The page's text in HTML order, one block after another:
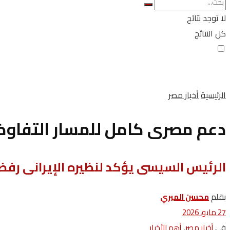
لا توجد نتائج
كل النتائج
الرئيسيةأخبار مصر
دعم مصرى كامل للمسار
الرئيس‭ ‬السيسى‭ ‬يؤكد‭ ‬لنظيره‭ ‬الإيرانى‭ ‬رفض‭ ‬الاعتداءات‭ ‬على‭ ‬سيادة‭ ‬دول‭ ‬الخليج
بقلممحسن الميري
27 مايو، 2026